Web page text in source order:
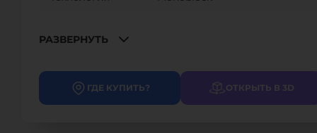
РАЗВЕРНУТЬ
ГДЕ КУПИТЬ? ОТКРЫТЬ В 3D